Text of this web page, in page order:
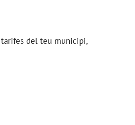
del teu municipi,